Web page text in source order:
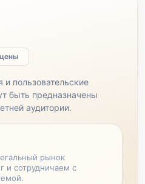
пользовательские
быть предназначены
аудитории.
рынок
и сотрудничаем с